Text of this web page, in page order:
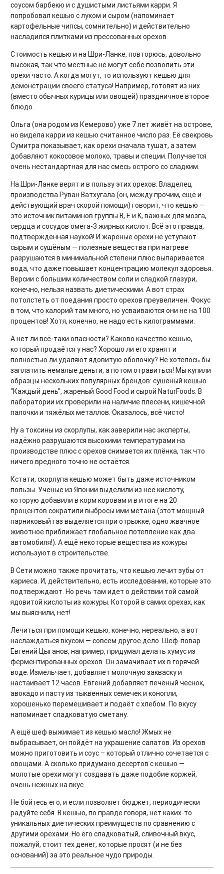
соусом барбекю и с душистыми листьями карри. Я
попробовал кешью с луком и сыром (напоминает
картофельные чипсы, сомнительно) и действительно
насладился плитками из прессованных орехов.
Стоимость кешью и на Шри-Ланке, повторюсь, довольно
высокая, так что местные не могут себе позволить эти
орехи часто. А когда могут, то используют кешью для
демонстрации своего статуса! Например, готовят из них
(вместо обычных курицы или овощей) праздничное второе
блюдо.
Ольга (она родом из Кемерово) уже 7 лет живёт на острове,
но видела карри из кешью считанное число раз. Её свекровь
Сумитра показывает, как орехи сначала тушат, а затем
добавляют кокосовое молоко, травы и специи. Получается
очень нестандартная для нас смесь острого со сладким.
На Шри-Ланке верят и в пользу этих орехов. Владелец
производства Руван Ватхугала (он, между прочим, ещё и
действующий врач скорой помощи) говорит, что кешью —
это источник витаминов группы В, Е и K, важных для мозга,
сердца и сосудов омега-3 жирных кислот. Всё это правда,
подтверждённая наукой! И жареные орехи не уступают
сырым и сушёным — полезные вещества при нагреве
разрушаются в минимальной степени плюс выпаривается
вода, что даже повышает концентрацию молекул здоровья.
Версии с большим количеством соли и сладкой глазури,
конечно, нельзя назвать диетическими. А вот страх
потолстеть от поедания просто орехов преувеличен. Фокус
в том, что калорий там много, но усваиваются они не на 100
процентов! Хотя, конечно, не надо есть килограммами.
А нет ли всё-таки опасности? Каково качество кешью,
который продаётся у нас? Хорошо ли его хранят и
полностью ли удаляют ядовитую оболочку? Не хотелось бы
заплатить немалые деньги, а потом отравиться! Мы купили
образцы нескольких популярных брендов: сушёный кешью
"Каждый день", жареный Good Food и сырой NaturFoods. В
лаборатории их проверили на наличие плесени, кишечной
палочки и тяжёлых металлов. Оказалось, всё чисто!
Ну а токсины из скорлупы, как заверили нас эксперты,
надёжно разрушаются высокими температурами на
производстве плюс с орехов снимается их плёнка, так что
ничего вредного точно не остаётся.
Кстати, скорлупа кешью может быть даже источником
пользы. Учёные из Японии выделили из неё кислоту,
которую добавили в корм коровам и в итоге на 20
процентов сократили выбросы ими метана (этот мощный
парниковый газ выделяется при отрыжке, одно жвачное
животное приближает глобальное потепление как два
автомобиля!). А ещё некоторые вещества из кожуры
используют в строительстве.
В Сети можно также прочитать, что кешью лечит зубы от
кариеса. И, действительно, есть исследования, которые это
подтверждают. Но речь там идет о действии той самой
ядовитой кислоты из кожуры. Которой в самих орехах, как
мы выяснили, нет!
Лечиться при помощи кешью, конечно, нереально, а вот
наслаждаться вкусом — совсем другое дело. Шеф-повар
Евгений Цыганов, например, придумал делать хумус из
ферментированных орехов. Он замачивает их в горячей
воде. Измельчает, добавляет молочную закваску и
настаивает 12 часов. Евгений добавляет печёный чеснок,
авокадо и пасту из тыквенных семечек и конопли,
хорошенько перемешивает и подаёт с хлебом. По вкусу
напоминает сладковатую сметану.
А ещё шеф выжимает из кешью масло! Жмых не
выбрасывает, он пойдёт на украшение салатов. Из орехов
можно приготовить и соус – который отлично сочетается с
овощами. А сколько придумано десертов с кешью —
молотые орехи могут создавать даже подобие коржей,
очень нежных на вкус.
Не бойтесь его, и если позволяет бюджет, периодически
радуйте себя. В кешью, по правде говоря, нет каких-то
уникальных диетических преимуществ по сравнению с
другими орехами. Но его сладковатый, сливочный вкус,
пожалуй, стоит тех денег, которые просят (и не без
оснований) за это реальное чудо природы.